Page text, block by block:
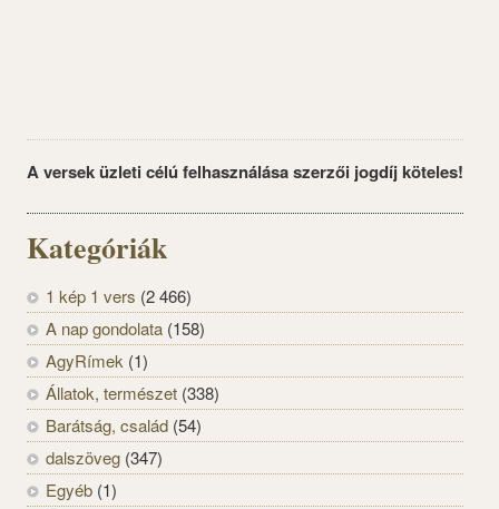
A versek üzleti célú felhasználása szerzői jogdíj köteles!
Kategóriák
1 kép 1 vers (2 466)
A nap gondolata (158)
AgyRímek (1)
Állatok, természet (338)
Barátság, család (54)
dalszöveg (347)
Egyéb (1)